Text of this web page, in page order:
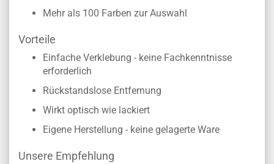
Mehr als 100 Farben zur Auswahl
Vorteile
Einfache Verklebung - keine Fachkenntnisse
erforderlich
Rückstandslose Entfernung
Wirkt optisch wie lackiert
Eigene Herstellung - keine gelagerte Ware
Unsere Empfehlung